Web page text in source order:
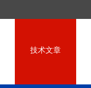
技术文章